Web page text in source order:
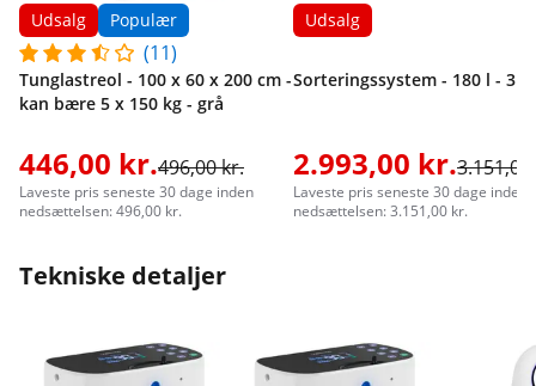
Udsalg Populær
(11)
Tunglastreol - 100 x 60 x 200 cm -
kan bære 5 x 150 kg - grå
446,00 kr.496,00 kr.
Laveste pris seneste 30 dage inden
nedsættelsen: 496,00 kr.
Udsalg
Sorteringssystem - 180 l - 3
2.993,00 kr.
Laveste pris seneste 30 dage inden
nedsættelsen: 3.151,00 kr.
Tekniske detaljer